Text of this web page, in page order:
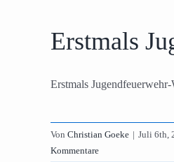
Erstmals
Erstmals
Von Christian Goeke | Juli 6th,
Kommentare